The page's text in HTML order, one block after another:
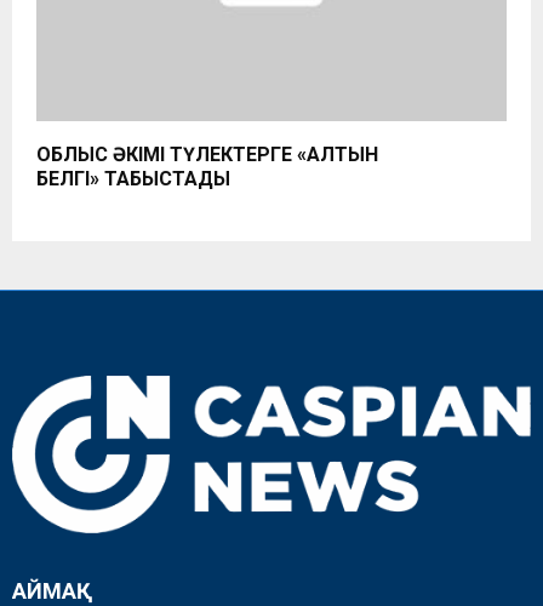
ОБЛЫС ӘКІМІ ТҮЛЕКТЕРГЕ «АЛТЫН
БЕЛГІ» ТАБЫСТАДЫ
АЙМАҚ